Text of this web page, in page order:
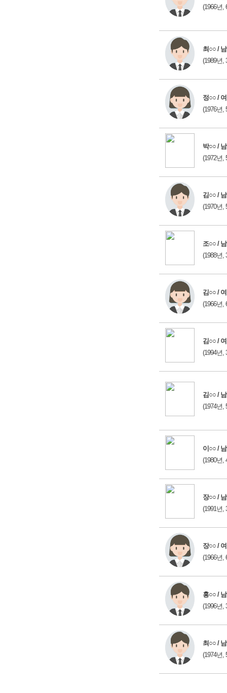
(1966년,
최○○ / 남
(1989년,
정○○ / 여
(1976년,
박○○ / 남
(1972년,
김○○ / 남
(1970년,
조○○ / 남
(1988년,
김○○ / 여
(1966년,
김○○ / 여
(1994년,
김○○ / 남
(1974년,
이○○ / 남
(1980년,
장○○ / 남
(1991년,
장○○ / 여
(1966년,
홍○○ / 남
(1996년,
최○○ / 남
(1974년,